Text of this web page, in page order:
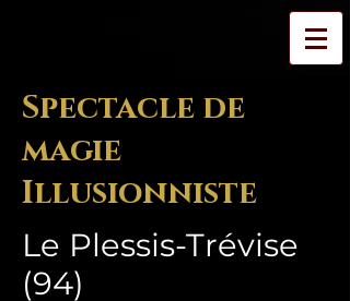
Spectacle de
magie
Illusionniste
Le Plessis-Trévise
(94)